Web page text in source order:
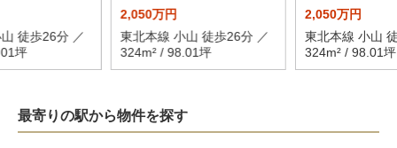
徒歩26分 ／
坪
2,050万円
東北本線 小山 徒歩26分 ／
324m² / 98.01坪
2,050万円
東北本線 小山
324m² / 98.01坪
最寄りの駅から物件を探す